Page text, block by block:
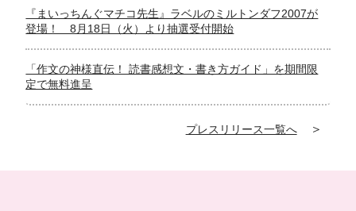
『まいっちんぐマチコ先生』ラベルのミルトンダフ2007が
登場！ 8月18日（火）より抽選受付開始
「作文の神様直伝！ 読書感想文・書き方ガイド」を期間限
定で無料進呈
プレスリリース一覧へ